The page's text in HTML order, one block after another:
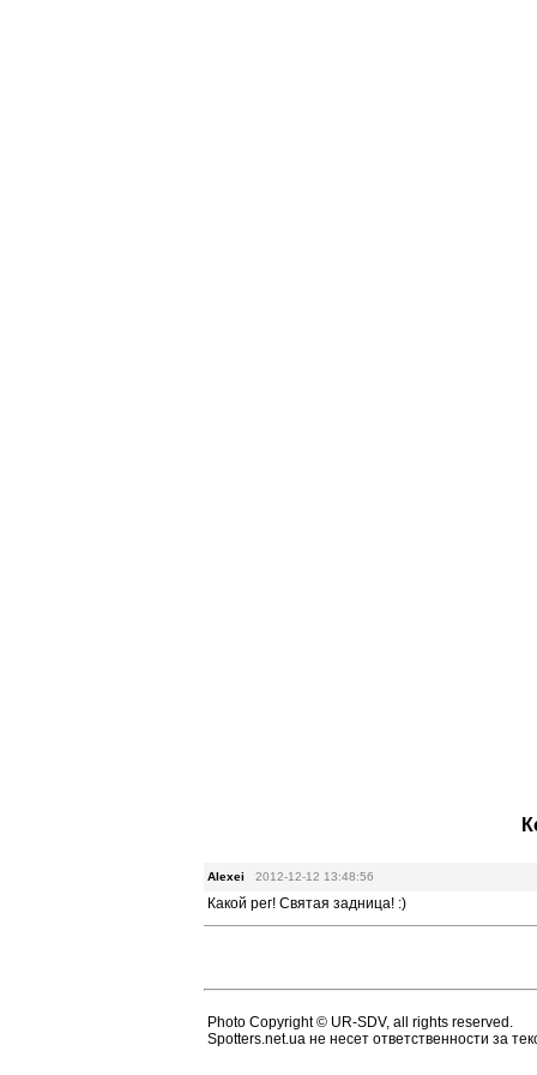
Alexei 2012-12-12 13:48:56
Какой рег! Святая задница! :)
Photo Copyright © UR-SDV, all rights reserved.
Spotters.net.ua не несет ответственности за